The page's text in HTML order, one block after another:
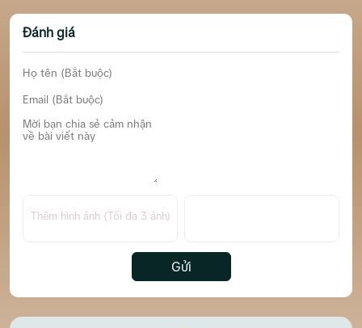
Đánh giá
Thêm hình ảnh (Tối đa 3 ảnh)
Gửi